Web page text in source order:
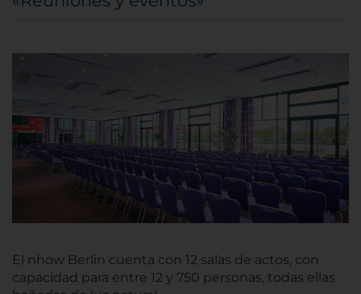
El nhow Berlin cuenta con 12 salas de actos, con
capacidad para entre 12 y 750 personas, todas ellas